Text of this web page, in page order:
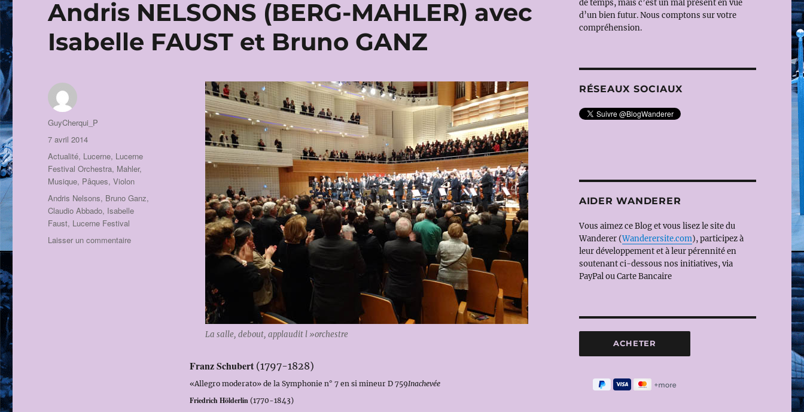
Andris NELSONS (BERG-MAHLER) avec
Isabelle FAUST et Bruno GANZ
La salle, debout, applaudit l »orchestre
Franz Schubert(1797-1828)
«Allegro moderato» de la Symphonie n° 7 en si mineur D 759Inachevée
Friedrich Hölderlin(1770-1843)
Auteur
GuyCherqui_P
Publié
le
7 avril 2014
Catégories
Actualité, Lucerne, Lucerne
Festival Orchestra, Mahler,
Musique, Pâques,Violon
Étiquettes
Andris Nelsons, Bruno Ganz,
Claudio Abbado, Isabelle
Faust, Lucerne Festival
Laisser un commentairesur
de temps, mais c’est un mal présent en vue
d’un bien futur. Nous comptons sur votre
compréhension.
RÉSEAUX SOCIAUX
AIDER WANDERER
Vous aimez ce Blog et vous lisez le site du
Wanderer (Wanderersite.com), participez à
leur développement et à leur pérennité en
soutenant ci-dessous nos initiatives, via
PayPal ou Carte Bancaire